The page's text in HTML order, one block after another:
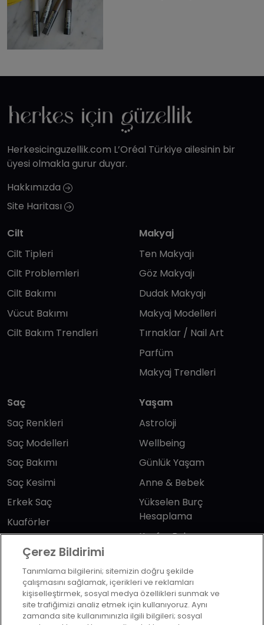
Herkesicinguzellik.com L’Oréal Türkiye ailesinin bir
üyesi olmakla gurur duyar.
Hakkımızda
Site Haritası
Cilt
Cilt Tipleri
Cilt Problemleri
Cilt Bakımı
Vücut Bakımı
Cilt Bakım Trendleri
Makyaj
Ten Makyajı
Göz Makyajı
Dudak Makyajı
Makyaj Modelleri
Tırnaklar / Nail Art
Parfüm
Makyaj Trendleri
Saç
Saç Renkleri
Saç Modelleri
Saç Bakımı
Saç Kesimi
Erkek Saç
Kuaförler
Yaşam
Astroloji
Wellbeing
Günlük Yaşam
Anne & Bebek
Yükselen Burç
Hesaplama
Kuafor Bulma
Bizi takip edin
Çerez Bildirimi
Tanımlama bilgilerini; sitemizin doğru şekilde
çalışmasını sağlamak, içerikleri ve reklamları
kişiselleştirmek, sosyal medya özellikleri sunmak ve
site trafiğimizi analiz etmek için kullanıyoruz. Aynı
zamanda site kullanımınızla ilgili bilgileri; sosyal